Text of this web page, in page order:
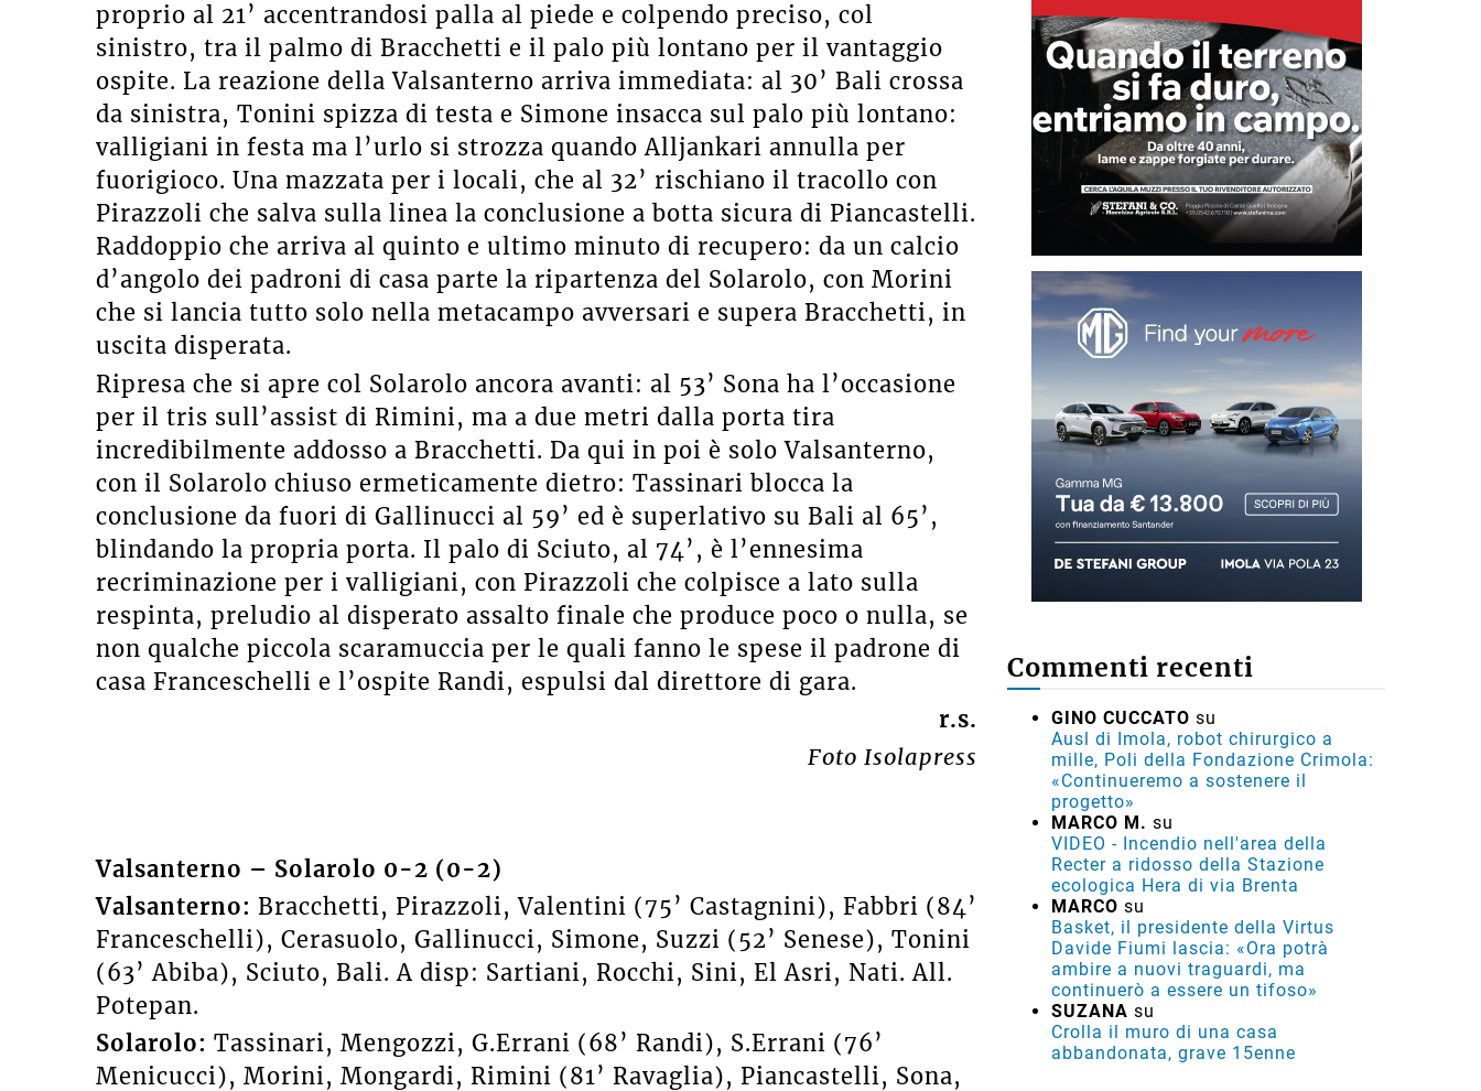
proprio al 21’ accentrandosi palla al piede e colpendo preciso, col
sinistro, tra il palmo di Bracchetti e il palo più lontano per il vantaggio
ospite. La reazione della Valsanterno arriva immediata: al 30’ Bali crossa
da sinistra, Tonini spizza di testa e Simone insacca sul palo più lontano:
valligiani in festa ma l’urlo si strozza quando Alljankari annulla per
fuorigioco. Una mazzata per i locali, che al 32’ rischiano il tracollo con
Pirazzoli che salva sulla linea la conclusione a botta sicura di Piancastelli.
Raddoppio che arriva al quinto e ultimo minuto di recupero: da un calcio
d’angolo dei padroni di casa parte la ripartenza del Solarolo, con Morini
che si lancia tutto solo nella metacampo avversari e supera Bracchetti, in
uscita disperata.
Ripresa che si apre col Solarolo ancora avanti: al 53’ Sona ha l’occasione
per il tris sull’assist di Rimini, ma a due metri dalla porta tira
incredibilmente addosso a Bracchetti. Da qui in poi è solo Valsanterno,
con il Solarolo chiuso ermeticamente dietro: Tassinari blocca la
conclusione da fuori di Gallinucci al 59’ ed è superlativo su Bali al 65’,
blindando la propria porta. Il palo di Sciuto, al 74’, è l’ennesima
recriminazione per i valligiani, con Pirazzoli che colpisce a lato sulla
respinta, preludio al disperato assalto finale che produce poco o nulla, se
non qualche piccola scaramuccia per le quali fanno le spese il padrone di
casa Franceschelli e l’ospite Randi, espulsi dal direttore di gara.
r.s.
Foto Isolapress
Valsanterno – Solarolo 0-2 (0-2)
Valsanterno: Bracchetti, Pirazzoli, Valentini (75’ Castagnini), Fabbri (84’
Franceschelli), Cerasuolo, Gallinucci, Simone, Suzzi (52’ Senese), Tonini
(63’ Abiba), Sciuto, Bali. A disp: Sartiani, Rocchi, Sini, El Asri, Nati. All.
Potepan.
Solarolo: Tassinari, Mengozzi, G.Errani (68’ Randi), S.Errani (76’
Menicucci), Morini, Mongardi, Rimini (81’ Ravaglia), Piancastelli, Sona,
Commenti recenti
GINO CUCCATO su
Ausl di Imola, robot chirurgico a
mille, Poli della Fondazione Crimola:
«Continueremo a sostenere il
progetto»
MARCO M. su
VIDEO - Incendio nell'area della
Recter a ridosso della Stazione
ecologica Hera di via Brenta
MARCO su
Basket, il presidente della Virtus
Davide Fiumi lascia: «Ora potrà
ambire a nuovi traguardi, ma
continuerò a essere un tifoso»
SUZANA su
Crolla il muro di una casa
abbandonata, grave 15enne